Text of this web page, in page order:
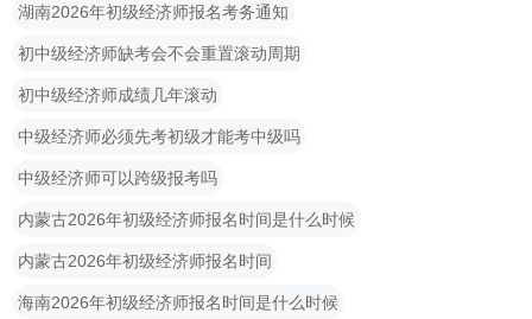
湖南2026年初级经济师报名考务通知
初中级经济师缺考会不会重置滚动周期
初中级经济师成绩几年滚动
中级经济师必须先考初级才能考中级吗
中级经济师可以跨级报考吗
内蒙古2026年初级经济师报名时间是什么时候
内蒙古2026年初级经济师报名时间
海南2026年初级经济师报名时间是什么时候